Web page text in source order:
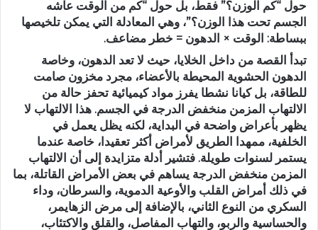
حول “كم الوزن؟” فقط، بل حول “كم من الوقت عاشه
الجسم تحت هذا الوزن؟”، وهي المعادلة التي يمكن تلخيصها
ببساطة: الوقت × الدهون = خطر مضاعف.
تبدأ القصة من داخل الخلايا، حيث لا تعد الدهون، وخاصة
الدهون الحشوية المحيطة بالأعضاء، مجرد مخزون صامت
للطاقة، بل كيانا نشطا يفرز مواد كيميائية تحفز حالة من
الالتهاب المزمن منخفض الدرجة في الجسم. هذا الالتهاب لا
يظهر بأعراض واضحة في البداية، لكنه يظل يعمل في
الخلفية، ممهدا الطريق لأمراض أكثر تعقيدا، خاصة عندما
يستمر لسنوات طويلة. فتشير أدلة متزايدة إلى أن الالتهاب
المزمن منخفض الدرجة يساهم في بعض الأمراض القاتلة، بما
في ذلك أمراض القلب والأوعية الدموية، والسرطان، وداء
السكري من النوع الثاني، بالإضافة إلى مرض الزهايمر،
والحساسية والربو، والتهاب المفاصل، والقلق والاكتئاب،